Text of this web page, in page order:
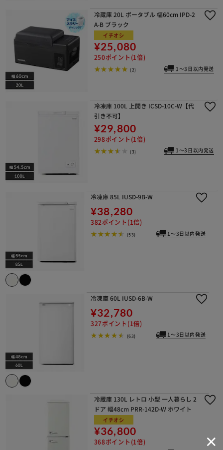
冷蔵庫 20L ポータブル 幅60cm IPD-2
A-B ブラック
イチオシ
¥25,080
250ポイント(1倍)
(2) 1～3日以内発送
冷凍庫 100L 上開き ICSD-10C-W【代
引き不可】
¥29,800
298ポイント(1倍)
(3) 1～3日以内発送
冷凍庫 85L IUSD-9B-W
¥38,280
382ポイント(1倍)
(53) 1～3日以内発送
冷凍庫 60L IUSD-6B-W
¥32,780
327ポイント(1倍)
(63) 1～3日以内発送
冷蔵庫 130L レトロ 小型 一人暮らし 2
ドア 幅48cm PRR-142D-W ホワイト
イチオシ
¥36,800
368ポイント(1倍)